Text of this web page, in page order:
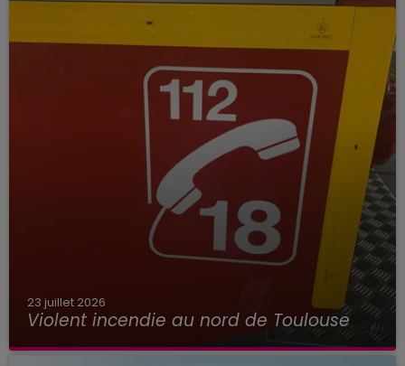
23 juillet 2026
Violent incendie au nord de Toulouse